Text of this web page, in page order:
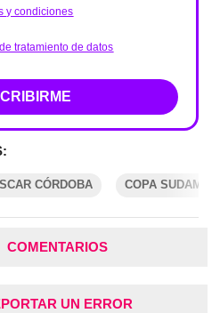
y condiciones
tratamiento de datos
CÓRDOBA COPA
COMENTARIOS
UN ERROR